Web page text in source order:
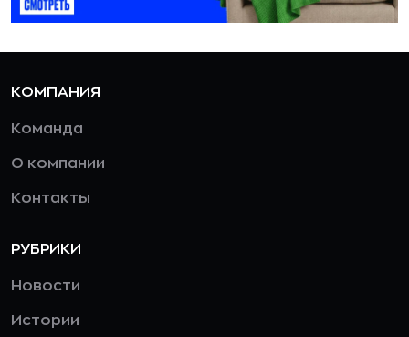
КОМПАНИЯ
Команда
О компании
Контакты
РУБРИКИ
Новости
Истории